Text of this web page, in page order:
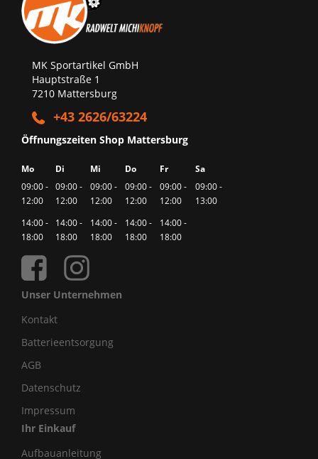
MK Sportartikel GmbH
Hauptstraße 1
7210 Mattersburg
+43 2626/63224
Öffnungszeiten Shop Mattersburg
Mo Di Mi Do Fr
Sa
09:00 -
12:00
09:00 -
12:00
09:00 -
12:00
09:00 -
12:00
09:00 -
12:00
09:00 -
13:00
14:00 -
18:00
14:00 -
18:00
14:00 -
18:00
14:00 -
18:00
14:00 -
18:00
Unser Unternehmen
Kontakt
Batterieentsorgung
AGB
Datenschutz
Impressum
Ihr Einkauf
Aufbauanleitung